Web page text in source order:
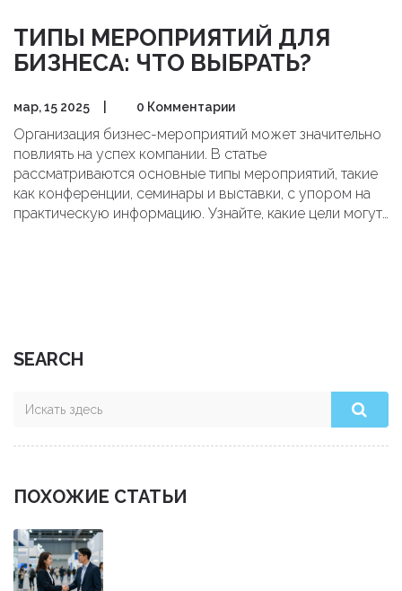
ТИПЫ МЕРОПРИЯТИЙ ДЛЯ
БИЗНЕСА: ЧТО ВЫБРАТЬ?
мар, 15 2025 0 Комментарии
Организация бизнес-мероприятий может значительно
повлиять на успех компании. В статье
рассматриваются основные типы мероприятий, такие
как конференции, семинары и выставки, с упором на
практическую информацию. Узнайте, какие цели могут
SEARCH
ПОХОЖИЕ СТАТЬИ